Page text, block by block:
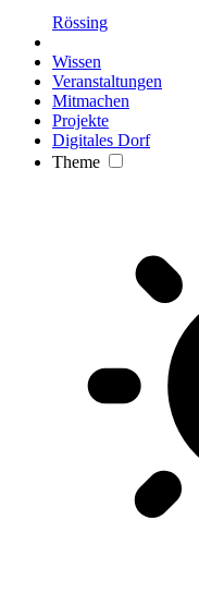
Rössing
Wissen
Veranstaltungen
Mitmachen
Projekte
Digitales Dorf
Theme